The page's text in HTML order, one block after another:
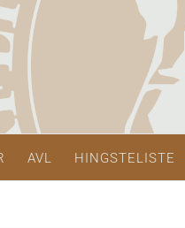
AVL HINGSTELISTE